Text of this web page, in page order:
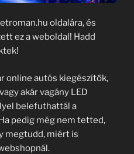
oldalára, és
ez a weboldal! Hadd
online autós kiegészítők,
akár vagány LED
belefuthattál a
pedig még nem tetted,
megtudd, miért is